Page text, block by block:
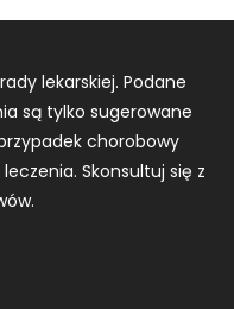
lekarskiej. Podane
są tylko sugerowane
chorobowy
Skonsultuj się z